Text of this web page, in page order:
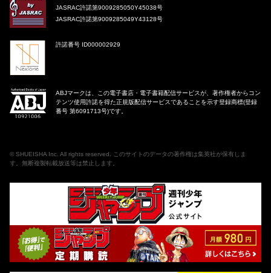
JASRAC許諾第9009285050Y45038号
JASRAC許諾第9009285049Y43128号
許諾番号 ID000002929
ABJマークは、この電子書店・電子書籍配信サービスが、著作権者からコン
テンツ使用許諾を得た正規版配信サービスであることを示す登録商標(登録
番号 第6091713号)です。
© SHUEISHA Inc. All rights reserved. このサイトのデータの著作権は集英社が保有しま
す。無断複製転載放送等は禁止します。